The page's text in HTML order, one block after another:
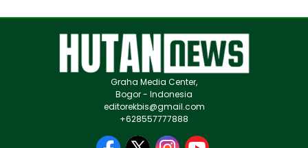
Graha Media Center,
Bogor - Indonesia
editorekbis@gmail.com
+628557777888